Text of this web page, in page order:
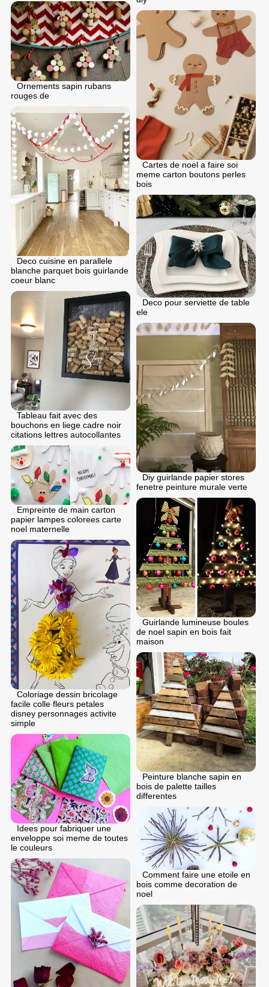
Ornements sapin rubans
rouges de
Cartes de noel a faire soi
meme carton boutons perles
bois
Deco cuisine en parallele
blanche parquet bois guirlande
coeur blanc
Deco pour serviette de table
ele
Tableau fait avec des
bouchons en liege cadre noir
citations lettres autocollantes
Diy guirlande papier stores
fenetre peinture murale verte
Empreinte de main carton
papier lampes colorees carte
noel maternelle
Guirlande lumineuse boules
de noel sapin en bois fait
maison
Coloriage dessin bricolage
facile colle fleurs petales
disney personnages activite
simple
Peinture blanche sapin en
bois de palette tailles
differentes
Idees pour fabriquer une
enveloppe soi meme de toutes
le couleurs
Comment faire une etoile en
bois comme decoration de
noel